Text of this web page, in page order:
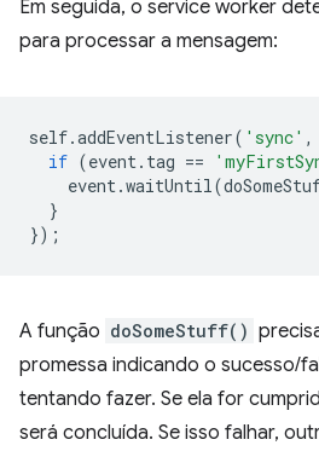
Em seguida, o service worker
para processar a mensagem:
self.addEventListener( 'sync' ,
if (event. tag ==
event.waitUntil(
}
});
A função doSomeStuff()
promessa indicando o sucesso/
tentando fazer. Se ela for
será concluída. Se isso falhar,